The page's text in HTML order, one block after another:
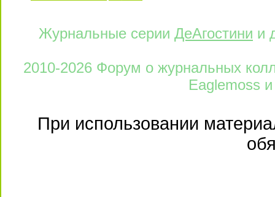
Журнальные серии ДеАгостини и
2010-2026 Форум о журнальных
Eaglemoss и
При использовании